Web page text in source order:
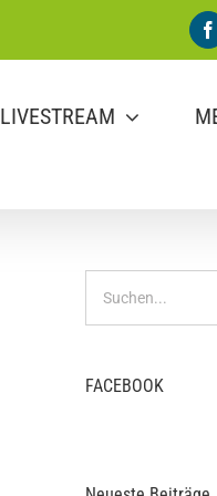
LIVESTREAM
nach:
FACEBOOK